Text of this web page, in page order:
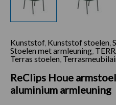
Kunststof, Kunststof stoelen
Stoelen met armleuning
Terras stoelen
ReClips Houe
aluminium armleuning